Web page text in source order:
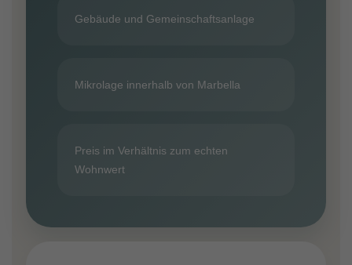
Gebäude und Gemeinschaftsanlage
Mikrolage innerhalb von Marbella
Preis im Verhältnis zum echten
Wohnwert